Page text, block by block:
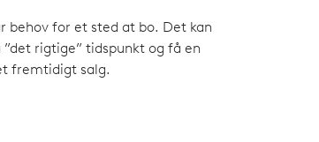
behov for et sted at bo. Det kan
rigtige” tidspunkt og få en
fremtidigt salg.